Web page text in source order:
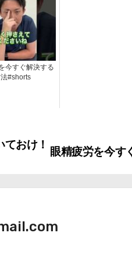
今すぐ解決する
#shorts
眼精疲労を今
おけ！